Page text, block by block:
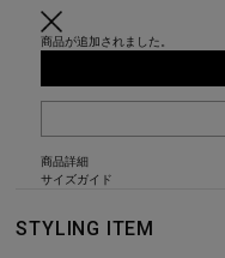
商品が追加されました。
商品詳細
サイズガイド
STYLING ITEM